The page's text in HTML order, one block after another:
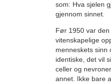
som: Hva sjelen
gjennom sinnet.
Før 1950 var
vitenskapelige
menneskets sinn
identiske, det vil
celler og
annet. Ikke bare